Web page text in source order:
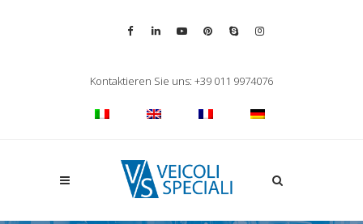
Kontaktieren Sie uns: +39 011 9974076
Apri la ricerca